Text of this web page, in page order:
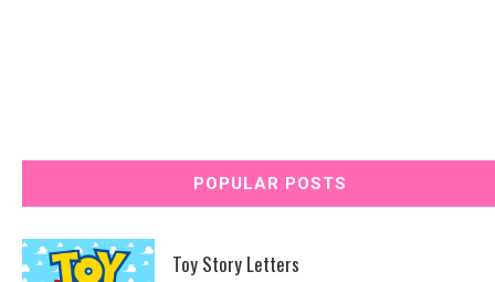
POPULAR POSTS
Toy Story Letters